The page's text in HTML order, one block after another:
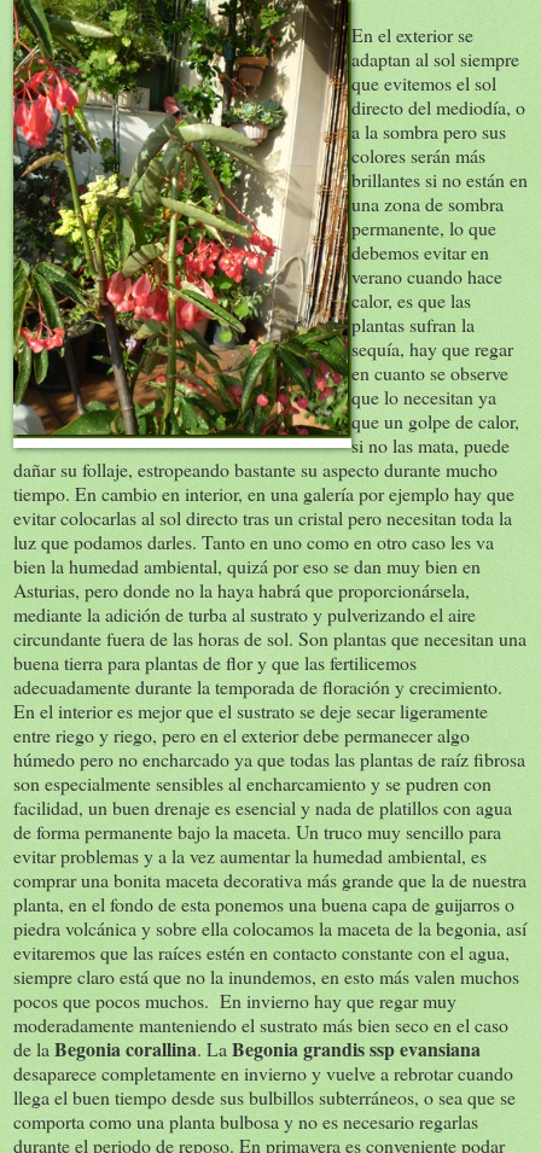
En el exterior se
adaptan al sol siempre
que evitemos el sol
directo del mediodía, o
a la sombra pero sus
colores serán más
brillantes si no están en
una zona de sombra
permanente, lo que
debemos evitar en
verano cuando hace
calor, es que las
plantas sufran la
sequía, hay que regar
en cuanto se observe
que lo necesitan ya
que un golpe de calor,
si no las mata, puede
dañar su follaje, estropeando bastante su aspecto durante mucho
tiempo. En cambio en interior, en una galería por ejemplo hay que
evitar colocarlas al sol directo tras un cristal pero necesitan toda la
luz que podamos darles. Tanto en uno como en otro caso les va
bien la humedad ambiental, quizá por eso se dan muy bien en
Asturias, pero donde no la haya habrá que proporcionársela,
mediante la adición de turba al sustrato y pulverizando el aire
circundante fuera de las horas de sol. Son plantas que necesitan una
buena tierra para plantas de flor y que las fertilicemos
adecuadamente durante la temporada de floración y crecimiento.
En el interior es mejor que el sustrato se deje secar ligeramente
entre riego y riego, pero en el exterior debe permanecer algo
húmedo pero no encharcado ya que todas las plantas de raíz fibrosa
son especialmente sensibles al encharcamiento y se pudren con
facilidad, un buen drenaje es esencial y nada de platillos con agua
de forma permanente bajo la maceta. Un truco muy sencillo para
evitar problemas y a la vez aumentar la humedad ambiental, es
comprar una bonita maceta decorativa más grande que la de nuestra
planta, en el fondo de esta ponemos una buena capa de guijarros o
piedra volcánica y sobre ella colocamos la maceta de la begonia, así
evitaremos que las raíces estén en contacto constante con el agua,
siempre claro está que no la inundemos, en esto más valen muchos
pocos que pocos muchos. En invierno hay que regar muy
moderadamente manteniendo el sustrato más bien seco en el caso
de la Begonia corallina. La Begonia grandis ssp evansiana
desaparece completamente en invierno y vuelve a rebrotar cuando
llega el buen tiempo desde sus bulbillos subterráneos, o sea que se
comporta como una planta bulbosa y no es necesario regarlas
durante el periodo de reposo. En primavera es conveniente podar